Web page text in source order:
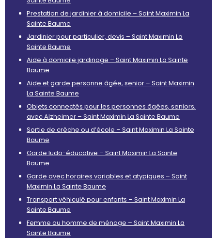
Prestation de jardinier à domicile – Saint Maximin La
Sainte Baume
Jardinier pour particulier, devis – Saint Maximin La
Sainte Baume
Aide à domicile jardinage – Saint Maximin La Sainte
Baume
Aide et garde personne âgée, senior – Saint Maximin
La Sainte Baume
Objets connectés pour les personnes âgées, seniors,
avec Alzheimer – Saint Maximin La Sainte Baume
Sortie de crèche ou d’école – Saint Maximin La Sainte
Baume
Garde ludo-éducative – Saint Maximin La Sainte
Baume
Garde avec horaires variables et atypiques – Saint
Maximin La Sainte Baume
Transport véhiculé pour enfants – Saint Maximin La
Sainte Baume
Femme ou homme de ménage – Saint Maximin La
Sainte Baume